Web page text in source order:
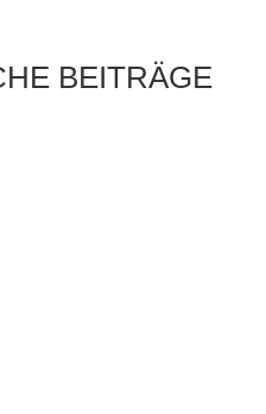
BEITRÄGE